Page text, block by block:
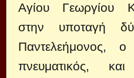
Αγίου Γεωργίου
στην υποταγή
Παντελεήμονος,
πνευματικός,